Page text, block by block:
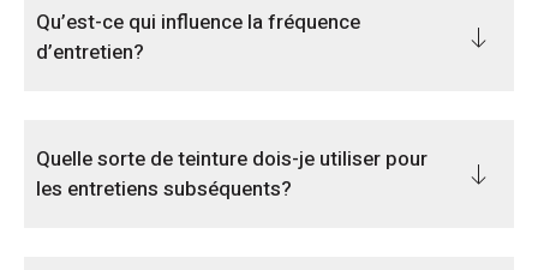
Qu’est-ce qui influence la fréquence
d’entretien?
Quelle sorte de teinture dois-je utiliser pour
les entretiens subséquents?